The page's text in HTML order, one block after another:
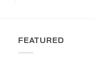
FEATURED